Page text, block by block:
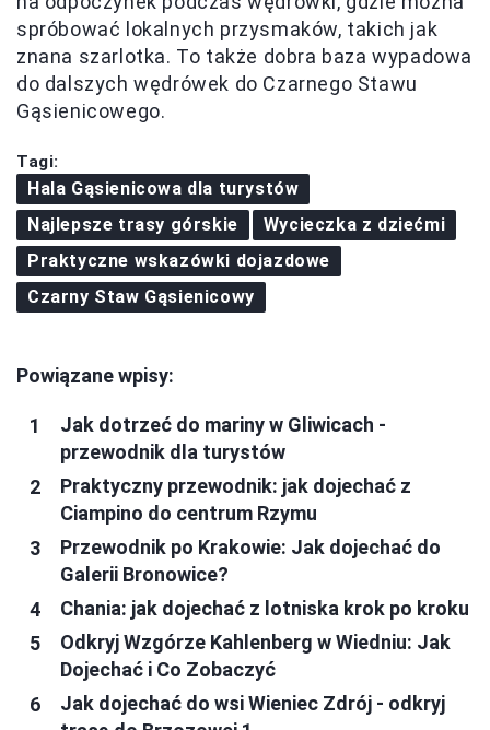
spróbować lokalnych przysmaków, takich jak
znana szarlotka. To także dobra baza wypadowa
do dalszych wędrówek do Czarnego Stawu
Gąsienicowego.
Tagi:
Hala Gąsienicowa dla turystów
Najlepsze trasy górskie
Wycieczka z dziećmi
Praktyczne wskazówki dojazdowe
Czarny Staw Gąsienicowy
Powiązane wpisy:
Jak dotrzeć do mariny w Gliwicach -
przewodnik dla turystów
Praktyczny przewodnik: jak dojechać z
Ciampino do centrum Rzymu
Przewodnik po Krakowie: Jak dojechać do
Galerii Bronowice?
Chania: jak dojechać z lotniska krok po kroku
Odkryj Wzgórze Kahlenberg w Wiedniu: Jak
Dojechać i Co Zobaczyć
Jak dojechać do wsi Wieniec Zdrój - odkryj